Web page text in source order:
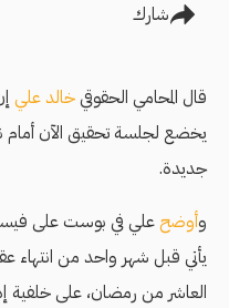
شارك
قال المحامي الحقوقيخالد علي
يخضع لجلسة تحقيق الآن أمام
جديدة.
وأوضحعلي في بوست على
يأتي قبل شهر واحد من
العاشر من رمضان، على خلفية